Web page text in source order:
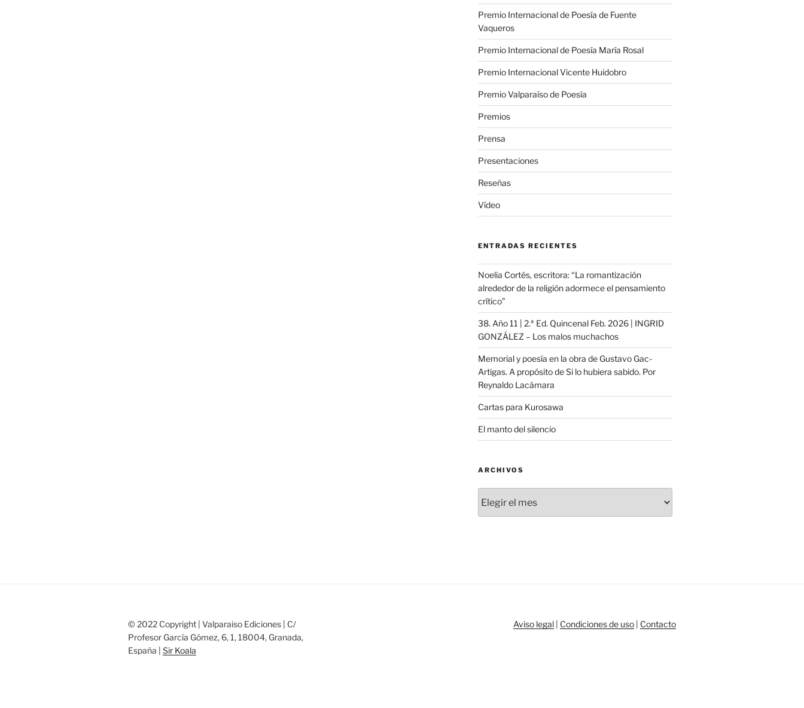
Premio Internacional de Poesía de Fuente
Vaqueros
Premio Internacional de Poesía María Rosal
Premio Internacional Vicente Huidobro
Premio Valparaíso de Poesía
Premios
Prensa
Presentaciones
Reseñas
Vídeo
ENTRADAS RECIENTES
Noelia Cortés, escritora: “La romantización
alrededor de la religión adormece el pensamiento
crítico”
38. Año 11 | 2.ª Ed. Quincenal Feb. 2026 | INGRID
GONZÁLEZ – Los malos muchachos
Memorial y poesía en la obra de Gustavo Gac-
Artigas. A propósito de Si lo hubiera sabido. Por
Reynaldo Lacámara
Cartas para Kurosawa
El manto del silencio
ARCHIVOS
© 2022 Copyright | Valparaiso Ediciones | C/
Profesor García Gómez, 6, 1, 18004, Granada,
España | Sir Koala
Aviso legal Condiciones de uso Contacto